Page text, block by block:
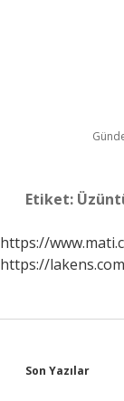
Etiket:
https://
https://
Son Yazılar